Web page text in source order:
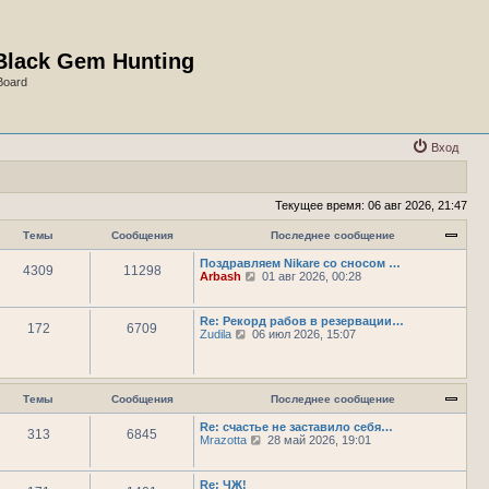
Gem Hunting
Вход
Текущее время: 06 авг 2026, 21:47
Темы Сообщения Последнее сообщение
4309 11298
Поздравляем Nikare со сносом …
Arbash
П
й
т
п
е
д
е
01 авг 2026, 00:28
172 6709
Re: Рекорд рабов в резервации…
Zudila
П
й
и
к
п
06 июл 2026, 15:07
Темы Сообщения Последнее сообщение
313 6845
Re: счастье не заставило себя…
Mrazotta
П28 май 2026, 19:01
Re: ЧЖ!